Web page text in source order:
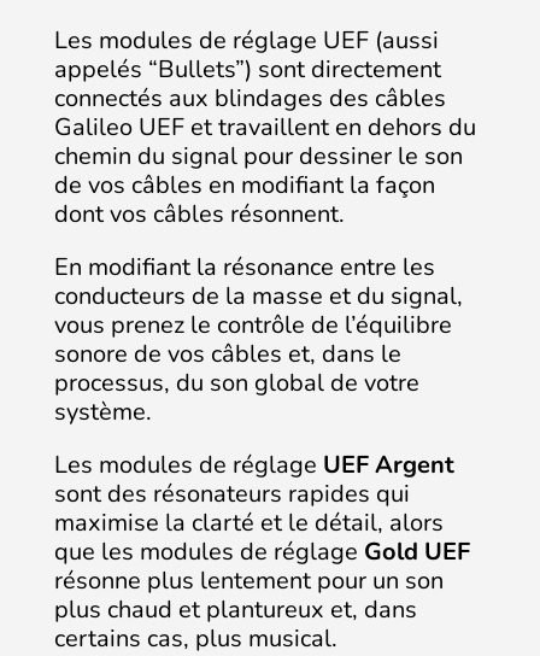
Les modules de réglage UEF (aussi
appelés “Bullets”) sont directement
connectés aux blindages des câbles
Galileo UEF et travaillent en dehors du
chemin du signal pour dessiner le son
de vos câbles en modifiant la façon
dont vos câbles résonnent.
En modifiant la résonance entre les
conducteurs de la masse et du signal,
vous prenez le contrôle de l’équilibre
sonore de vos câbles et, dans le
processus, du son global de votre
système.
Les modules de réglage UEF Argent
sont des résonateurs rapides qui
maximise la clarté et le détail, alors
que les modules de réglage Gold UEF
résonne plus lentement pour un son
plus chaud et plantureux et, dans
certains cas, plus musical.